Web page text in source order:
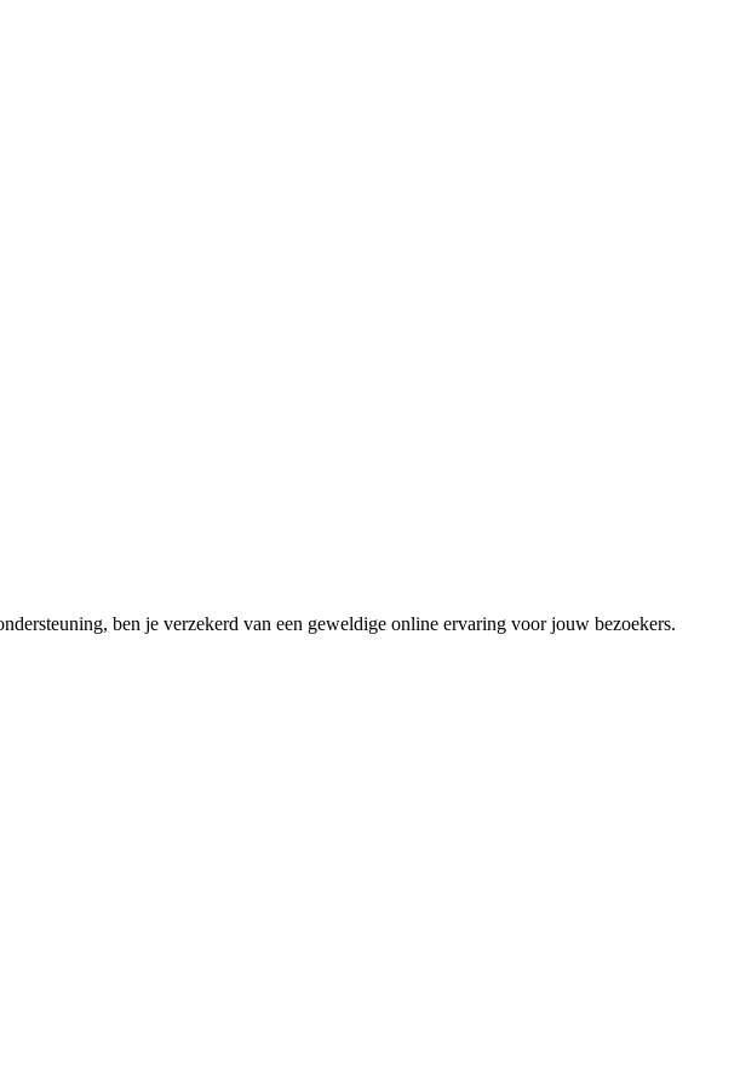
ben je verzekerd van een geweldige online ervaring voor jouw bezoekers.